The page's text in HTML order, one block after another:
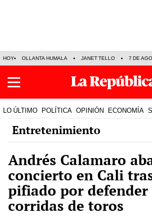
HOY OLLANTA HUMALA JANET TELLO 7 DE
LO ÚLTIMO POLÍTICA OPINIÓN ECONOMÍA
Entretenimiento
Andrés Calamaro
concierto en Cali
pifiado por defender
corridas de toros